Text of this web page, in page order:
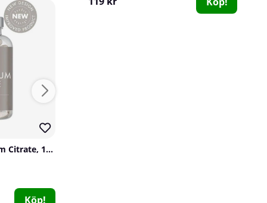
Vitaprana Magnesium Citrate, 125 mg, 100 caps
Köp!